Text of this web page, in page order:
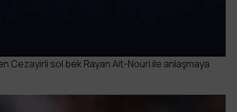
Cezayirli sol bek Rayan Ait-Nouri ile anlaşmaya